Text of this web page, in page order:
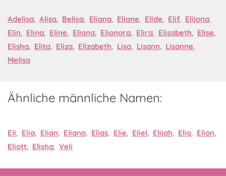
Adelisa, Alisa, Belisa, Eliana, Eliane, Elide, Elif, Elijona,
Elin, Elina, Eline, Eliona, Elionora, Elira, Elisabeth, Elise,
Elisha, Elita, Eliza, Elizabeth, Lisa, Lisann, Lisanne,
Melisa
Ähnliche männliche Namen:
Eli, Elia, Elian, Eliano, Elias, Elie, Eliel, Elijah, Elio, Elion,
Eliott, Elisha, Veli